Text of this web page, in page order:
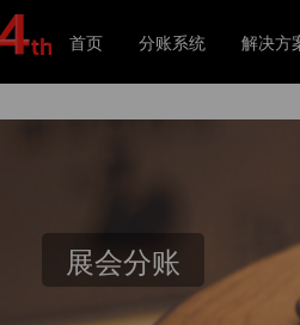
首页 分账系统 解决方
展会分账